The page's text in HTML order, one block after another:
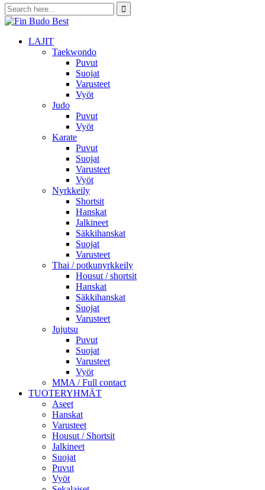
LAJIT
Taekwondo
Puvut
Suojat
Varusteet
Vyöt
Judo
Puvut
Vyöt
Karate
Puvut
Suojat
Varusteet
Vyöt
Nyrkkeily
Shortsit
Hanskat
Jalkineet
Säkkihanskat
Suojat
Varusteet
Thai / potkunyrkkeily
Housut / shortsit
Hanskat
Säkkihanskat
Suojat
Varusteet
Jujutsu
Puvut
Suojat
Varusteet
Vyöt
MMA / Full contact
TUOTERYHMÄT
Aseet
Hanskat
Varusteet
Housut / Shortsit
Jalkineet
Suojat
Puvut
Vyöt